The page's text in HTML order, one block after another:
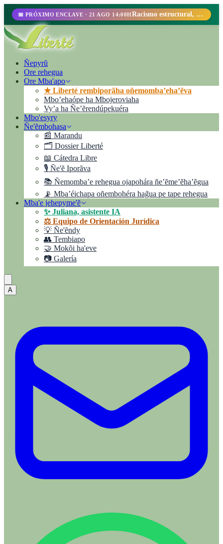
📅 PRÓXIMO ENCLAVE · 21 AGO 14:00H Racismo estructural, perfilamiento racial y abolicionismo carcelario.
Ñepyrũ
Ore rehegua
Ore Mba'apo
★ Liberté rembiporãha oñemomba’eha’ẽva
Mbo’ehaópe ha Mbojeroviaha
Vyʼa ha Ñe’ẽrendúpekuéra
Mbo'esyry
Ñe'ẽmbohasa
📰 Marandu
🗂️ Dossier Liberté
📖 Cátedra Libre
🎙️ Ñe'ẽ Iporãva
📚 Ñemomba’e rehegua ojapohára ñe’ẽme’ẽha’ẽgua
📡 Mba’éichapa oñembohéra hag̃ua pe tape rehegua
Mba'e jehepyme'ẽ
✨ Juliana, asistente IA
⚖️ Equipo de Orientación Jurídica
💡 Ñe'ẽndy
👥 Tembiapo
🤝 Mokõi ha'eve
📷 Galería
A